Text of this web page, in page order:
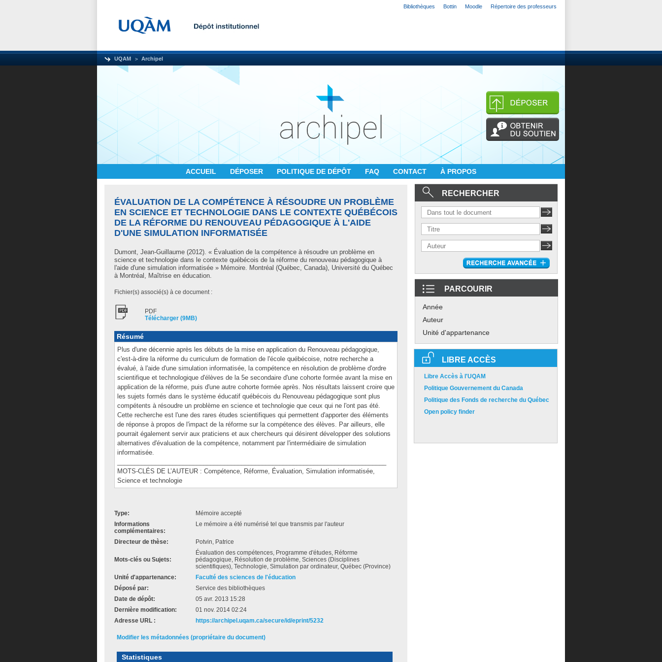
Bibliothèques Bottin Moodle Répertoire des professeurs
UQAM Archipel
ACCUEIL DÉPOSER POLITIQUE DE DÉPÔT FAQ CONTACT À PROPOS
ÉVALUATION DE LA COMPÉTENCE À RÉSOUDRE UN PROBLÈME
EN SCIENCE ET TECHNOLOGIE DANS LE CONTEXTE QUÉBÉCOIS
DE LA RÉFORME DU RENOUVEAU PÉDAGOGIQUE À L'AIDE
D'UNE SIMULATION INFORMATISÉE
Dumont, Jean-Guillaume (2012). « Évaluation de la compétence à résoudre un problème en
science et technologie dans le contexte québécois de la réforme du renouveau pédagogique à
l'aide d'une simulation informatisée » Mémoire. Montréal (Québec, Canada), Université du Québec
à Montréal, Maîtrise en éducation.
Fichier(s) associé(s) à ce document :
PDF
Télécharger (9MB)
Résumé
Plus d'une décennie après les débuts de la mise en application du Renouveau pédagogique,
c'est-à-dire la réforme du curriculum de formation de l'école québécoise, notre recherche a
évalué, à l'aide d'une simulation informatisée, la compétence en résolution de problème d'ordre
scientifique et technologique d'élèves de la 5e secondaire d'une cohorte formée avant la mise en
application de la réforme, puis d'une autre cohorte formée après. Nos résultats laissent croire que
les sujets formés dans le système éducatif québécois du Renouveau pédagogique sont plus
compétents à résoudre un problème en science et technologie que ceux qui ne l'ont pas été.
Cette recherche est l'une des rares études scientifiques qui permettent d'apporter des éléments
de réponse à propos de l'impact de la réforme sur la compétence des élèves. Par ailleurs, elle
pourrait également servir aux praticiens et aux chercheurs qui désirent développer des solutions
alternatives d'évaluation de la compétence, notamment par l'intermédiaire de simulation
informatisée.
MOTS-CLÉS DE L’AUTEUR : Compétence, Réforme, Évaluation, Simulation informatisée,
Science et technologie
Type:
Mémoire accepté
Informations
complémentaires:
Le mémoire a été numérisé tel que transmis par l'auteur
Directeur de thèse: Potvin, Patrice
Mots-clés ou Sujets:
Évaluation des compétences, Programme d'études, Réforme
pédagogique, Résolution de problème, Sciences (Disciplines
scientifiques), Technologie, Simulation par ordinateur, Québec (Province)
Unité d'appartenance:
Faculté des sciences de l'éducation
Déposé par:
Service des bibliothèques
Date de dépôt:
05 avr. 2013 15:28
Dernière modification:
01 nov. 2014 02:24
Adresse URL :
https://archipel.uqam.ca/secure/id/eprint/5232
Modifier les métadonnées (propriétaire du document)
Statistiques
RECHERCHER
PARCOURIR
Année
Auteur
Unité d'appartenance
LIBRE ACCÈS
Libre Accès à l'UQAM
Politique Gouvernement du Canada
Politique des Fonds de recherche du Québec
Open policy finder